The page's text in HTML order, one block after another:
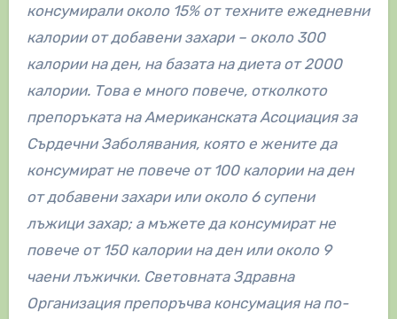
консумирали около 15% от техните ежедневни
калории от добавени захари – около 300
калории на ден, на базата на диета от 2000
калории. Това е много повече, отколкото
препоръката на Американската Асоциация за
Сърдечни Заболявания, която е жените да
консумират не повече от 100 калории на ден
от добавени захари или около 6 супени
лъжици захар; а мъжете да консумират не
повече от 150 калории на ден или около 9
чаени лъжички. Световната Здравна
Организация препоръчва консумация на по-